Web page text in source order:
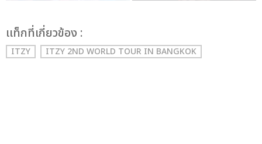
เเท็กที่เกี่ยวข้อง :
ITZY ITZY 2ND WORLD TOUR IN BANGKOK